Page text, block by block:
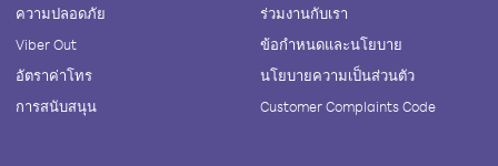
ความปลอดภัย
Viber Out
อัตราค่าโทร
การสนับสนุน
ร่วมงานกับเรา
ข้อกำหนดและนโยบาย
นโยบายความเป็นส่วนตัว
Customer Complaints Code